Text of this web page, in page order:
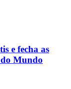
e fecha as
Mundo